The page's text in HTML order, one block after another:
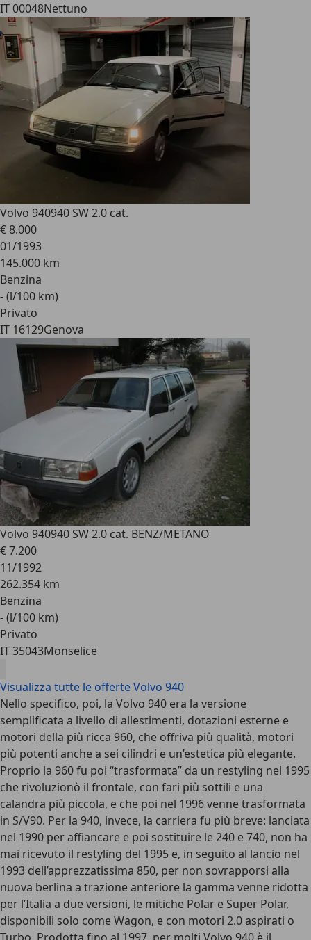
IT 00048Nettuno
Volvo 940940 SW 2.0 cat.
€ 8.000
01/1993
145.000 km
Benzina
- (l/100 km)
Privato
IT 16129Genova
Volvo 940940 SW 2.0 cat. BENZ/METANO
€ 7.200
11/1992
262.354 km
Benzina
- (l/100 km)
Privato
IT 35043Monselice
Visualizza tutte le offerte Volvo 940
Nello specifico, poi, la Volvo 940 era la versione
semplificata a livello di allestimenti, dotazioni esterne e
motori della più ricca 960, che offriva più qualità, motori
più potenti anche a sei cilindri e un’estetica più elegante.
Proprio la 960 fu poi “trasformata” da un restyling nel 1995
che rivoluzionò il frontale, con fari più sottili e una
calandra più piccola, e che poi nel 1996 venne trasformata
in S/V90. Per la 940, invece, la carriera fu più breve: lanciata
nel 1990 per affiancare e poi sostituire le 240 e 740, non ha
mai ricevuto il restyling del 1995 e, in seguito al lancio nel
1993 dell’apprezzatissima 850, per non sovrapporsi alla
nuova berlina a trazione anteriore la gamma venne ridotta
per l’Italia a due versioni, le mitiche Polar e Super Polar,
disponibili solo come Wagon, e con motori 2.0 aspirati o